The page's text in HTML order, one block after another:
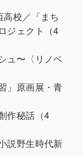
校／「まち
ジェクト（4
ュ〜〈リノベ
」原画展・青
作秘話（4
説野生時代新